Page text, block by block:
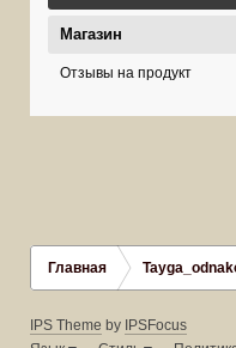
Магазин
Отзывы на продукт
Главная
IPS Theme by IPSFocus